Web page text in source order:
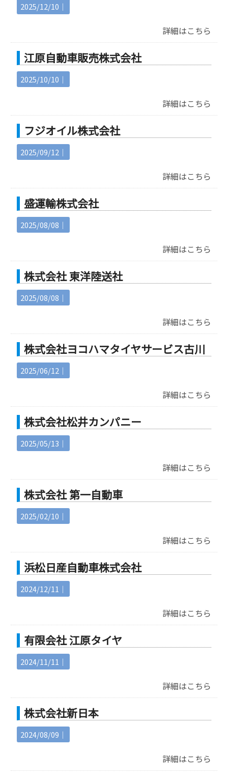
2025/12/10｜
詳細はこちら
江原自動車販売株式会社
2025/10/10｜
詳細はこちら
フジオイル株式会社
2025/09/12｜
詳細はこちら
盛運輸株式会社
2025/08/08｜
詳細はこちら
株式会社 東洋陸送社
2025/08/08｜
詳細はこちら
株式会社ヨコハマタイヤサービス古川
2025/06/12｜
詳細はこちら
株式会社松井カンパニー
2025/05/13｜
詳細はこちら
株式会社 第一自動車
2025/02/10｜
詳細はこちら
浜松日産自動車株式会社
2024/12/11｜
詳細はこちら
有限会社 江原タイヤ
2024/11/11｜
詳細はこちら
株式会社新日本
2024/08/09｜
詳細はこちら